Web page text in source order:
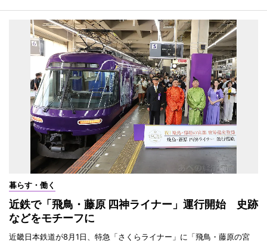
暮らす・働く
近鉄で「飛鳥・藤原 四神ライナー」運行開始 史跡
などをモチーフに
近畿日本鉄道が8月1日、特急「さくらライナー」に「飛鳥・藤原の宮